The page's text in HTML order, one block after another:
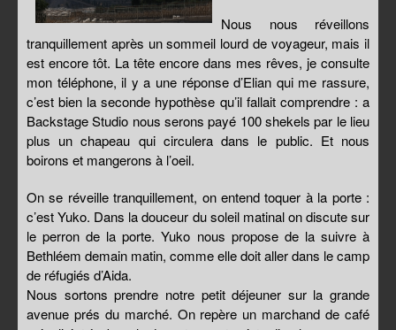
Nous nous réveillons
tranquillement après un sommeil lourd de voyageur, mais il
est encore tôt. La tête encore dans mes rêves, je consulte
mon téléphone, il y a une réponse d’Elian qui me rassure,
c’est bien la seconde hypothèse qu’il fallait comprendre : a
Backstage Studio nous serons payé 100 shekels par le lieu
plus un chapeau qui circulera dans le public. Et nous
boirons et mangerons à l’oeil.
On se réveille tranquillement, on entend toquer à la porte :
c’est Yuko. Dans la douceur du soleil matinal on discute sur
le perron de la porte. Yuko nous propose de la suivre à
Bethléem demain matin, comme elle doit aller dans le camp
de réfugiés d’Aida.
Nous sortons prendre notre petit déjeuner sur la grande
avenue prés du marché. On repère un marchand de café